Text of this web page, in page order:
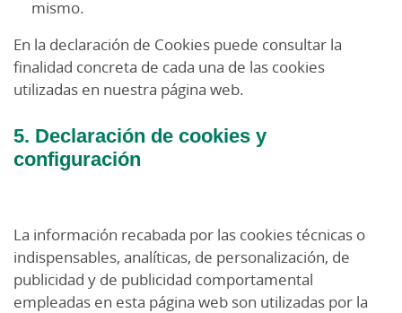
mismo.
En la declaración de Cookies puede consultar la
finalidad concreta de cada una de las cookies
utilizadas en nuestra página web.
5. Declaración de cookies y
configuración
La información recabada por las cookies técnicas o
indispensables, analíticas, de personalización, de
publicidad y de publicidad comportamental
empleadas en esta página web son utilizadas por la